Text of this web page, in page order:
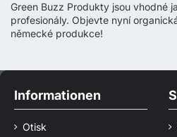
Green Buzz Produkty jsou vhodné
profesionály. Objevte nyní
německé produkce!
Informationen
Otisk